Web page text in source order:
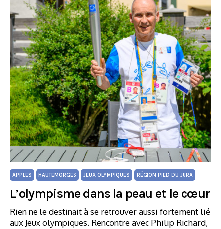
APPLES HAUTEMORGES JEUX OLYMPIQUES RÉGION PIED DU JURA
L’olympisme dans la peau et le cœur
Rien ne le destinait à se retrouver aussi fortement lié
aux Jeux olympiques. Rencontre avec Philip Richard,